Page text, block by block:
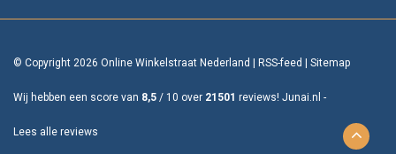
© Copyright 2026 Online Winkelstraat Nederland RSS-feed Sitemap
Wij hebben een score van 8,5 / 10 over 21501 reviews! Junai.nl -
Lees alle reviews